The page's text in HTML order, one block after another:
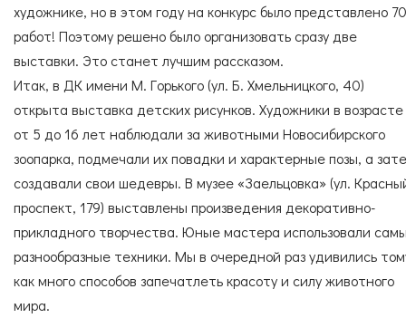
ГОСТЕВАЯ КНИГА ОКАЗАТЬ ПОМОЩЬ
НАШИ ДРУЗЬЯ
художнике, но в этом году на конкурс было представлено
работ! Поэтому решено было организовать сразу две
выставки. Это станет лучшим рассказом.
Итак, в ДК имени М. Горького (ул. Б. Хмельницкого, 40)
открыта выставка детских рисунков. Художники в возрасте
от 5 до 16 лет наблюдали за животными Новосибирского
зоопарка, подмечали их повадки и характерные позы, а
создавали свои шедевры. В музее «Заельцовка» (ул.
проспект, 179) выставлены произведения декоративно-
прикладного творчества. Юные мастера использовали
разнообразные техники. Мы в очередной раз удивились
как много способов запечатлеть красоту и силу животного
мира.